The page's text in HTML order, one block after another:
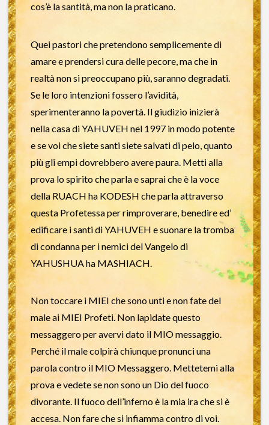
cos’è la santità, ma non la praticano.
Quei pastori che pretendono semplicemente di
amare e prendersi cura delle pecore, ma che in
realtà non si preoccupano più, saranno degradati.
Se le loro intenzioni fossero l’avidità,
sperimenteranno la povertà. Il giudizio inizierà
nella casa di YAHUVEH nel 1997 in modo potente
e se voi che siete santi siete salvati di pelo, quanto
più gli empi dovrebbero avere paura. Metti alla
prova lo spirito che parla e saprai che è la voce
della RUACH ha KODESH che parla attraverso
questa Profetessa per rimproverare, benedire ed’
edificare i santi di YAHUVEH e suonare la tromba
di condanna per i nemici del Vangelo di
YAHUSHUA ha MASHIACH.
Non toccare i MIEI che sono unti e non fate del
male ai MIEI Profeti. Non lapidate questo
messaggero per avervi dato il MIO messaggio.
Perché il male colpirà chiunque pronunci una
parola contro il MIO Messaggero. Mettetemi alla
prova e vedete se non sono un Dio del fuoco
divorante. Il fuoco dell’inferno è la mia ira che si è
accesa. Non fare che si infiamma contro di voi.